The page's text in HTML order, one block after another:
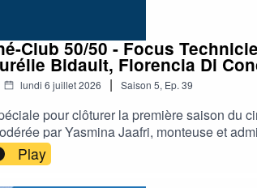
Club 50/50 - Focus
Bidault, Florencia Di
lundi 6 juillet 2026 | Saison 5, Ep. 39
pour clôturer la première saison du
par Yasmina Jaafri, monteuse et
(cheffe monteuse) et Helen Olive
de la réalisatrice, sélectionné à la
Play